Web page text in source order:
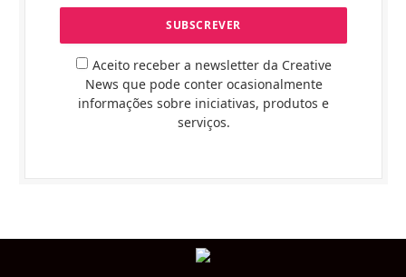
Aceito receber a newsletter da Creative
News que pode conter ocasionalmente
informações sobre iniciativas, produtos e
serviços.